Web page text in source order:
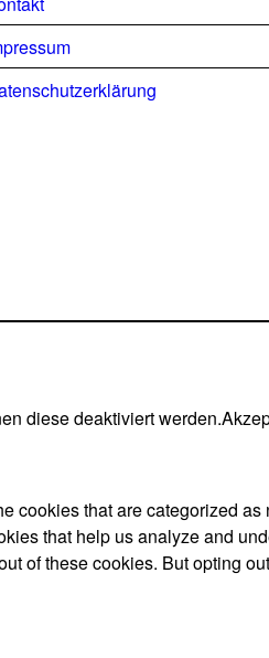
diese deaktiviert werden.
cookies that are categorized
that help us analyze and
of these cookies. But opting